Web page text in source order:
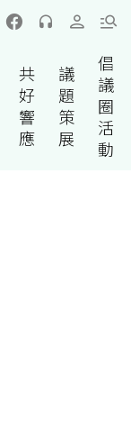
共
好
響
應
議
題
策
展
倡
議
圈
活
動